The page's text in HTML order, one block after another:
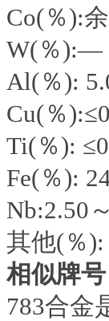
Co(％):
W(％):—
Al(％):
Cu(％
Ti(％):
Fe(％):
Nb:2.50
其他(％):
相似牌号
783合金